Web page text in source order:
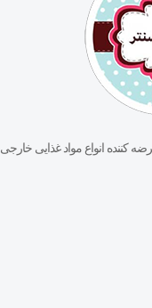
کننده انواع مواد غذایی خارجی